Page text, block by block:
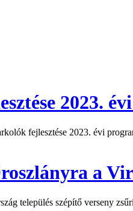
2023.
fejlesztése 2023. évi
a
település szépítő verseny